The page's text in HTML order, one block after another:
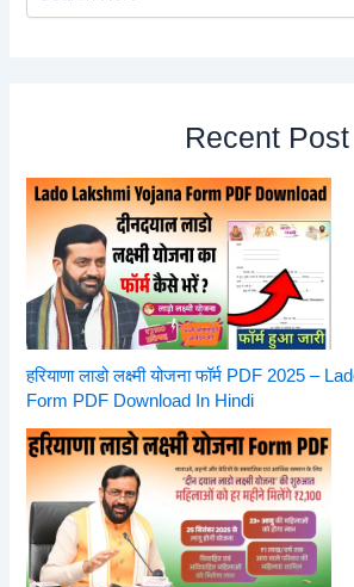
Recent Post
हरियाणा लाडो लक्ष्मी योजना फॉर्म PDF 2025 –
Form PDF Download In Hindi